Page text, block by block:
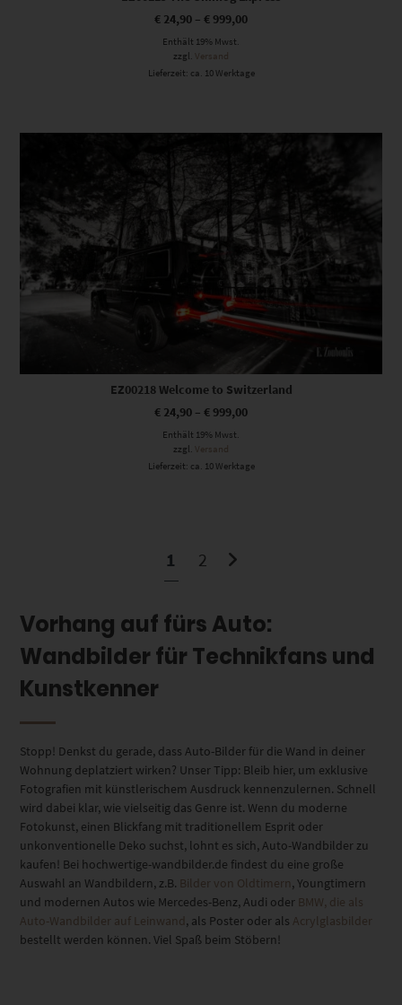
€ 24,90 – € 999,00
Enthält 19% Mwst.
zzgl. Versand
Lieferzeit: ca. 10 Werktage
Dieses Produkt weist mehrere Varianten auf. Die Optionen können auf der Produktseite gewählt werden
EZ00218 Welcome to Switzerland
€ 24,90 – € 999,00
Enthält 19% Mwst.
zzgl.
Versand
Lieferzeit: ca. 10 Werktage
1 2
Vorhang auf fürs Auto:
Wandbilder für Technikfans und
Kunstkenner
Stopp! Denkst du gerade, dass Auto-Bilder für die Wand in deiner
Wohnung deplatziert wirken? Unser Tipp: Bleib hier, um exklusive
Fotografien mit künstlerischem Ausdruck kennenzulernen. Schnell
wird dabei klar, wie vielseitig das Genre ist. Wenn du moderne
Fotokunst, einen Blickfang mit traditionellem Esprit oder
unkonventionelle Deko suchst, lohnt es sich, Auto-Wandbilder zu
kaufen! Bei hochwertige-wandbilder.de findest du eine große
Auswahl an Wandbildern, z.B. Bilder von Oldtimern, Youngtimern
und modernen Autos wie Mercedes-Benz, Audi oder BMW, die als
Auto-Wandbilder auf Leinwand, als Poster oder als Acrylglasbilder
bestellt werden können. Viel Spaß beim Stöbern!